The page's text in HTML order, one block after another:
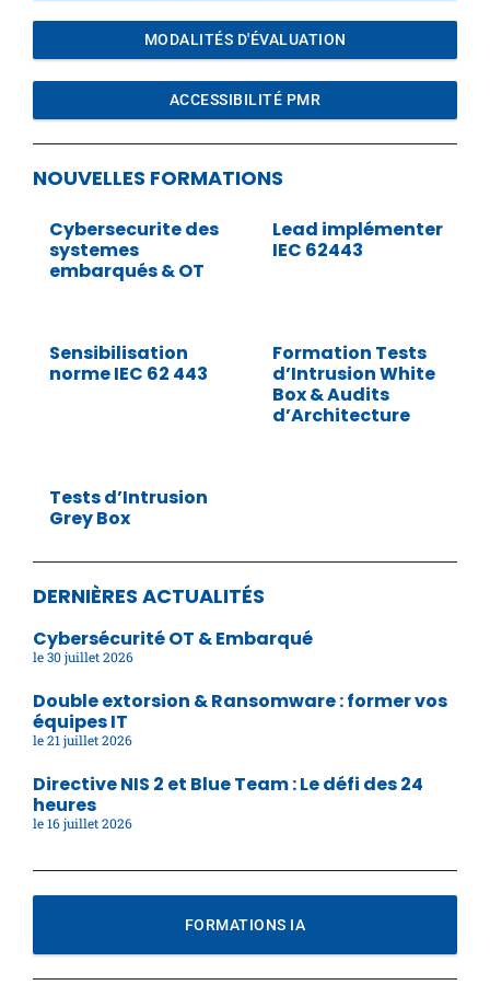
MODALITÉS D'ÉVALUATION
ACCESSIBILITÉ PMR
NOUVELLES FORMATIONS
Cybersecurite des
systemes
embarqués & OT
Lead implémenter
IEC 62443
Sensibilisation
norme IEC 62 443
Formation Tests
d’Intrusion White
Box & Audits
d’Architecture
Tests d’Intrusion
Grey Box
DERNIÈRES ACTUALITÉS
Cybersécurité OT & Embarqué
30 juillet 2026
Double extorsion & Ransomware : former vos
équipes IT
21 juillet 2026
Directive NIS 2 et Blue Team : Le défi des 24
heures
16 juillet 2026
FORMATIONS IA